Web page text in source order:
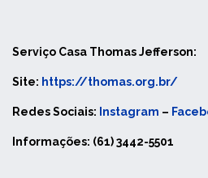
Serviço Casa Thomas Jefferson:
Site: https://thomas.org.br/
Redes Sociais: Instagram –
Informações: (61) 3442-5501